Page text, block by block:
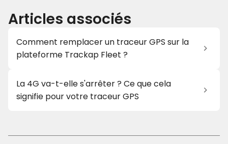
Articles associés
Comment remplacer un traceur GPS sur la
plateforme Trackap Fleet ?
La 4G va-t-elle s'arrêter ? Ce que cela
signifie pour votre traceur GPS